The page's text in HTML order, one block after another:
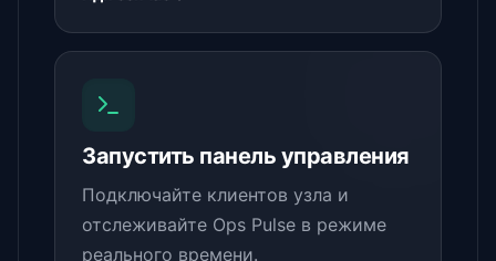
Запустить панель управления
Подключайте клиентов узла и
отслеживайте Ops Pulse в режиме
реального времени.